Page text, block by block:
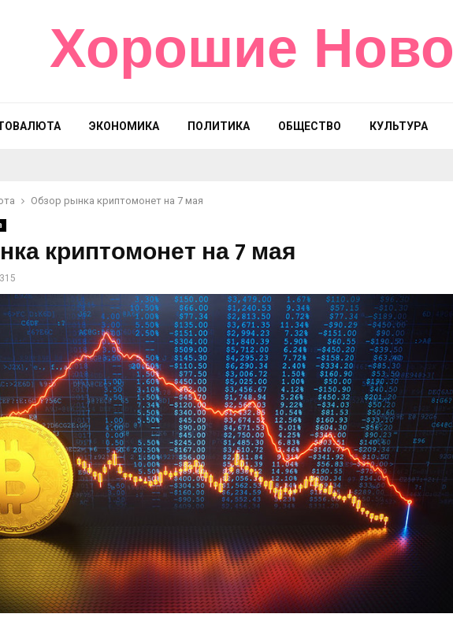
Хорошие
ЭКОНОМИКА ПОЛИТИКА ОБЩЕСТВО КУЛЬТУРА
Обзор рынка криптомонет на 7 мая
криптомонет на 7 мая